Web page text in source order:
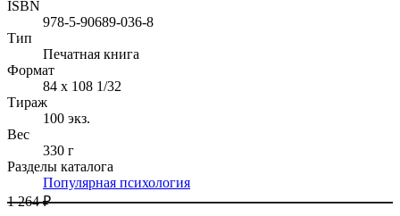
ISBN
978-5-90689-036-8
Тип
Печатная книга
Формат
84 x 108 1/32
Тираж
100 экз.
Вес
330 г
Разделы каталога
Популярная психология
1 264 ₽